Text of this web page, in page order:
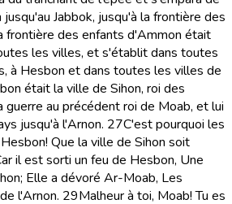
Jabbok, jusqu'à la frontière des
frontière des enfants d'Ammon était
les villes, et s'établit dans toutes
à Hesbon et dans toutes les villes de
était la ville de Sihon, roi des
au précédent roi de Moab, et lui
jusqu'à l'Arnon. 27C'est pourquoi les
Que la ville de Sihon soit
il est sorti un feu de Hesbon, Une
Elle a dévoré Ar-Moab, Les
l'Arnon. 29Malheur à toi, Moab! Tu es